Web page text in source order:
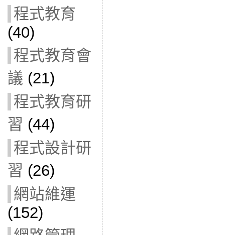
程式教育
(40)
程式教育會
議 (21)
程式教育研
習 (44)
程式設計研
習 (26)
網站維運
(152)